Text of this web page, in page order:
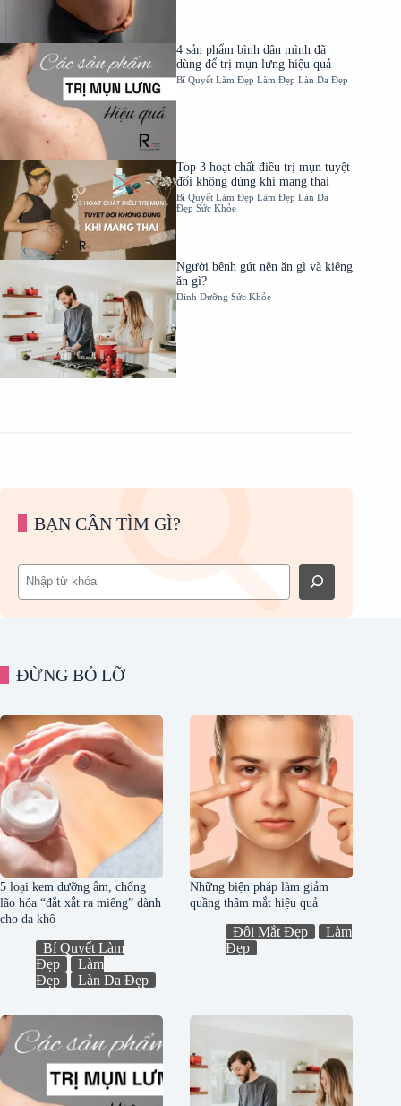
4 sản phẩm bình dân mình đã
dùng để trị mụn lưng hiệu quả
Bí Quyết Làm Đẹp Làm Đẹp Làn Da Đẹp
Top 3 hoạt chất điều trị mụn tuyệt
đối không dùng khi mang thai
Bí Quyết Làm Đẹp Làm Đẹp Làn Da
Đẹp Sức Khỏe
Người bệnh gút nên ăn gì và kiêng
ăn gì?
Dinh Dưỡng Sức Khỏe
BẠN CẦN TÌM GÌ?
Tìm
kiếm
ĐỪNG BỎ LỠ
5 loại kem dưỡng ẩm, chống
lão hóa “đắt xắt ra miếng” dành
cho da khô
Bí Quyết Làm
Đẹp
Làm
Đẹp
Làn Da Đẹp
Những biện pháp làm giảm
quầng thâm mắt hiệu quả
Đôi Mắt Đẹp
Làm
Đẹp